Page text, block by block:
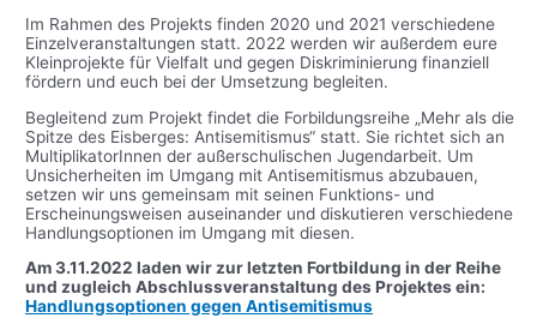
Im Rahmen des Projekts finden 2020 und 2021 verschiedene
Einzelveranstaltungen statt. 2022 werden wir außerdem eure
Kleinprojekte für Vielfalt und gegen Diskriminierung finanziell
fördern und euch bei der Umsetzung begleiten.
Begleitend zum Projekt findet die Forbildungsreihe „Mehr als die
Spitze des Eisberges: Antisemitismus“ statt. Sie richtet sich an
MultiplikatorInnen der außerschulischen Jugendarbeit. Um
Unsicherheiten im Umgang mit Antisemitismus abzubauen,
setzen wir uns gemeinsam mit seinen Funktions- und
Erscheinungsweisen auseinander und diskutieren verschiedene
Handlungsoptionen im Umgang mit diesen.
Am 3.11.2022 laden wir zur letzten Fortbildung in der Reihe
und zugleich Abschlussveranstaltung des Projektes ein:
Handlungsoptionen gegen Antisemitismus